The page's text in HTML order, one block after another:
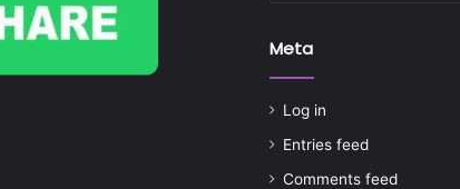
Meta
Log in
Entries feed
Comments feed